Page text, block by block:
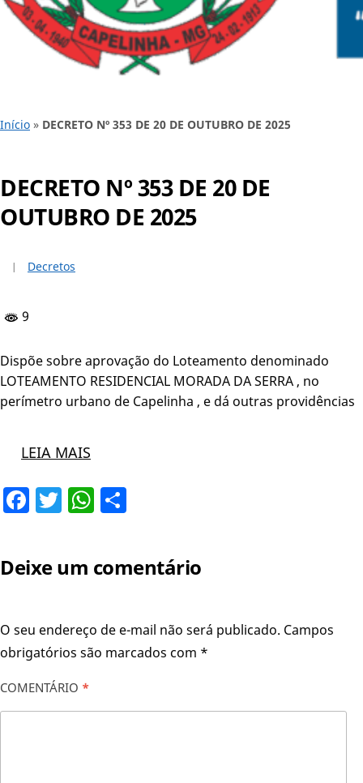
Início » DECRETO Nº 353 DE 20 DE OUTUBRO DE 2025
DECRETO Nº 353 DE 20 DE
OUTUBRO DE 2025
Decretos
9
Dispõe sobre aprovação do Loteamento denominado
LOTEAMENTO RESIDENCIAL MORADA DA SERRA , no
perímetro urbano de Capelinha , e dá outras providências
LEIA MAIS
Facebook
TwitterWhatsApp
Deixe um comentário
O seu endereço de e-mail não será publicado. Campos
obrigatórios são marcados com *
COMENTÁRIO *